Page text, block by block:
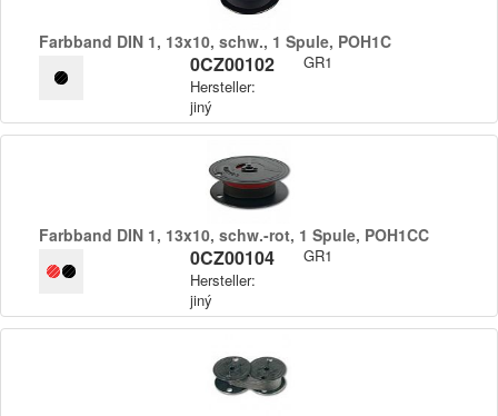
Farbband DIN 1,​ 13x10,​ schw.​,​ 1 Spule,​ POH1C
0CZ00102
Hersteller:
jiný
GR1
Farbband DIN 1,​ 13x10,​ schw.​-rot,​ 1 Spule,​ POH1CC
0CZ00104
Hersteller:
jiný
GR1